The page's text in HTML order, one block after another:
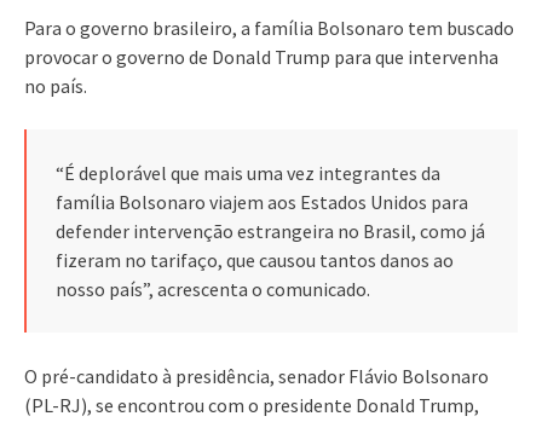
Para o governo brasileiro, a família Bolsonaro tem buscado
provocar o governo de Donald Trump para que intervenha
no país.
“É deplorável que mais uma vez integrantes da
família Bolsonaro viajem aos Estados Unidos para
defender intervenção estrangeira no Brasil, como já
fizeram no tarifaço, que causou tantos danos ao
nosso país”, acrescenta o comunicado.
O pré-candidato à presidência, senador Flávio Bolsonaro
(PL-RJ), se encontrou com o presidente Donald Trump,